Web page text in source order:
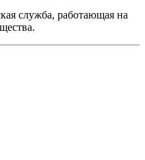
служба, работающая на